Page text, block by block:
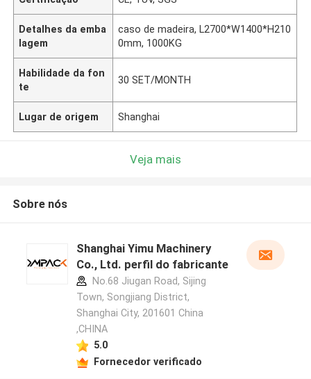
Detalhes da emba
lagem
caso de madeira, L2700*W1400*H210
0mm, 1000KG
Habilidade da fon
te
30 SET/MONTH
Lugar de origem Shanghai
Veja mais
Sobre nós
Shanghai Yimu Machinery
Co., Ltd. perfil do fabricante
No.68 Jiugan Road, Sijing
Town, Songjiang District,
Shanghai City, 201601 China
,CHINA
5.0
Fornecedor verificado